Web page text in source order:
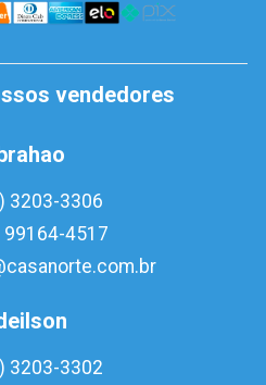
vendedores
3203-3306
99164-4517
3203-3302